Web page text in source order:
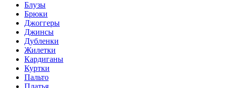
Блузы
Брюки
Джоггеры
Джинсы
Дубленки
Жилетки
Кардиганы
Куртки
Пальто
Платья